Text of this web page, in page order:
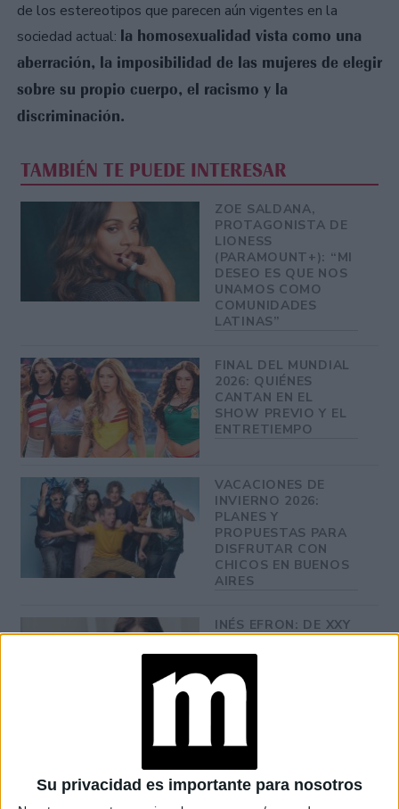
Su privacidad es importante para nosotros
de los estereotipos que parecen aún vigentes en la
sociedad actual: la homosexualidad vista como una
aberración, la imposibilidad de las mujeres de elegir
sobre su propio cuerpo, el racismo y la
discriminación.
TAMBIÉN TE PUEDE INTERESAR
ZOE SALDANA,
PROTAGONISTA DE
LIONESS
(PARAMOUNT+): “MI
DESEO ES QUE NOS
UNAMOS COMO
COMUNIDADES
LATINAS”
FINAL DEL MUNDIAL
2026: QUIÉNES
CANTAN EN EL
SHOW PREVIO Y EL
ENTRETIEMPO
VACACIONES DE
INVIERNO 2026:
PLANES Y
PROPUESTAS PARA
DISFRUTAR CON
CHICOS EN BUENOS
AIRES
INÉS EFRON: DE XXY
A SU REENCUENTRO
CON RICARDO
DARÍN EN NETFLIX
En todos sus capítulos, la protagonista se enfrenta (y